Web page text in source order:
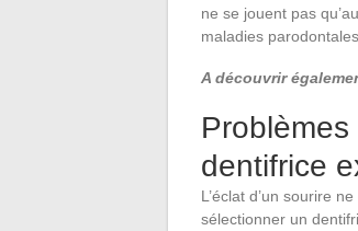
ne se jouent pas
maladies
A découvrir
dentifrice
L’éclat d’un sourire
sélectionner un